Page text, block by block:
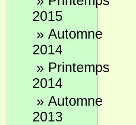
2015
» Automne
2014
» Printemps
2014
» Automne
2013